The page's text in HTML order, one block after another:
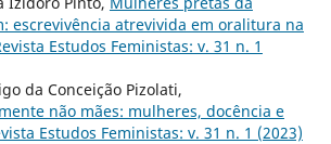
escrevivência atrevivida em oralitura na
Estudos Feministas: v. 31 n. 1
da Conceição Pizolati,
não mães: mulheres, docência e
Estudos Feministas: v. 31 n. 1 (2023)